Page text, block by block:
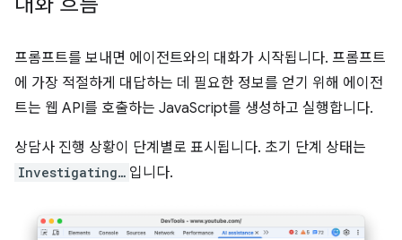
프롬프트를 보내면 에이전트와의 대화가 시작됩니다. 프롬프트
에 가장 적절하게 대답하는 데 필요한 정보를 얻기 위해 에이전
트는 웹 API를 호출하는 JavaScript를 생성하고 실행합니다.
상담사 진행 상황이 단계별로 표시됩니다. 초기 단계 상태는
Investigating… 입니다.